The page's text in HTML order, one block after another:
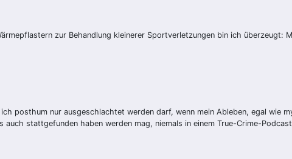
zur Behandlung kleinerer Sportverletzungen bin ich
posthum nur ausgeschlachtet werden darf, wenn mein Ableben, egal
auch stattgefunden haben werden mag, niemals in einem True-Crime-